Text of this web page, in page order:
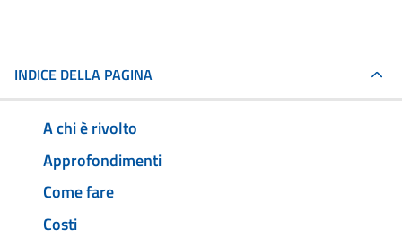
INDICE DELLA PAGINA
A chi è rivolto
Approfondimenti
Come fare
Costi